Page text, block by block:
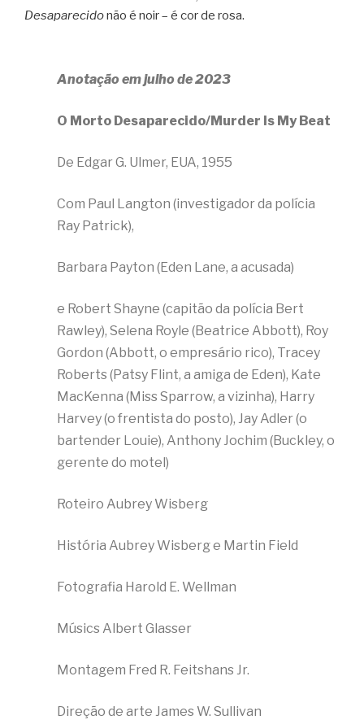
Desaparecidonão é noir – é cor de rosa.
Anotação em julho de 2023
O Morto Desaparecido/Murder Is My Beat
De Edgar G. Ulmer, EUA, 1955
Com Paul Langton (investigador da polícia
Ray Patrick),
Barbara Payton (Eden Lane, a acusada)
e Robert Shayne (capitão da polícia Bert
Rawley), Selena Royle (Beatrice Abbott), Roy
Gordon (Abbott, o empresário rico), Tracey
Roberts (Patsy Flint, a amiga de Eden), Kate
MacKenna (Miss Sparrow, a vizinha), Harry
Harvey (o frentista do posto), Jay Adler (o
bartender Louie), Anthony Jochim (Buckley, o
gerente do motel)
Roteiro Aubrey Wisberg
História Aubrey Wisberg e Martin Field
Fotografia Harold E. Wellman
Músics Albert Glasser
Montagem Fred R. Feitshans Jr.
Direção de arte James W. Sullivan